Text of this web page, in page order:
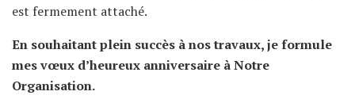
est fermement attaché.
En souhaitant plein succès à nos travaux, je formule
mes vœux d’heureux anniversaire à Notre
Organisation.